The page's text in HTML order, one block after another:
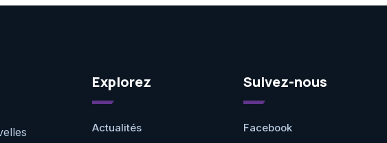
Explorez
Actualités
Suivez-nous
Facebook